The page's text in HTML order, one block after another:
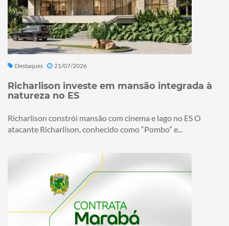
Destaques 21/07/2026
Richarlison investe em mansão integrada à
natureza no ES
Richarlison constrói mansão com cinema e lago no ES O
atacante Richarlison, conhecido como “Pombo” e...